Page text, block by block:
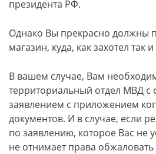
президента РФ.
Однако Вы прекрасно должны
магазин, куда, как захотел так
В вашем случае, Вам
территориальный отдел МВД с
заявлением с приложением
документов. И в случае, если
по заявлению, которое Вас не
не отнимает права